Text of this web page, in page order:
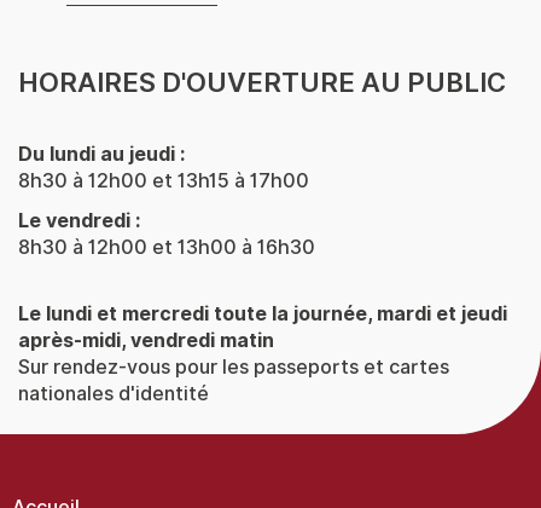
HORAIRES D'OUVERTURE AU PUBLIC
Du lundi au jeudi :
8h30 à 12h00 et 13h15 à 17h00
Le vendredi :
8h30 à 12h00 et 13h00 à 16h30
Le lundi et mercredi toute la journée, mardi et jeudi
après-midi, vendredi matin
Sur rendez-vous pour les passeports et cartes
nationales d'identité
de